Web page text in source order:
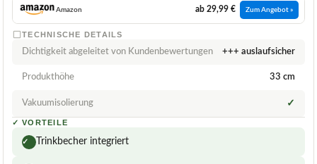
Amazon ab 29,99 € Zum Angebot »
TECHNISCHE DETAILS
Dichtigkeit abgeleitet von Kundenbewertungen +++ auslaufsicher
Produkthöhe 33 cm
Vakuumisolierung ✓
✓ VORTEILE
✓ Trinkbecher integriert